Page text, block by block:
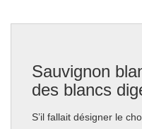
Sauvignon
des blancs
S’il fallait désigner le